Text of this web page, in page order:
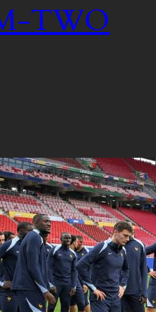
TWO